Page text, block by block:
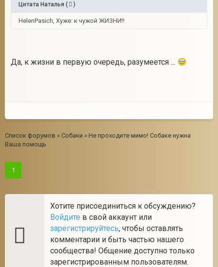
Цитата Наталья ( )
HelenPasich, Хуже: к чужой ЖИЗНИ!!
Да, к жизни в первую очередь, разумеется ...
Список форумов » Собаки » Не проходите мимо! Собаке нужна
Ваша помощь
1
Хотите присоединиться к обсуждению?
Войдите в свой аккаунт или
зарегистрируйтесь, чтобы оставлять
комментарии и быть частью нашего
сообщества! Общение доступно только
зарегистрированным пользователям.